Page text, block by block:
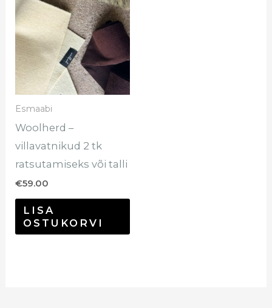
Esmaabi
Woolherd –
villavatnikud 2 tk
ratsutamiseks või talli
€59.00
LISA
OSTUKORVI